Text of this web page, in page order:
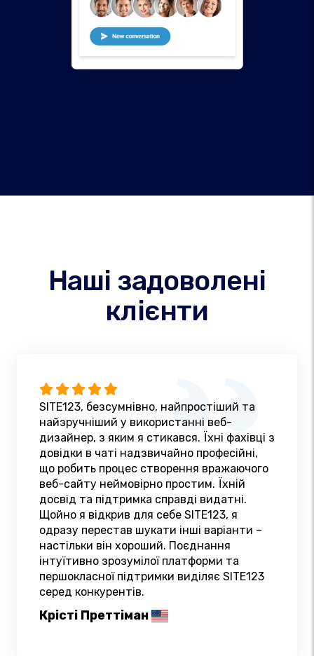
Наші задоволені
клієнти
SITE123, безсумнівно, найпростіший та
найзручніший у використанні веб-
дизайнер, з яким я стикався. Їхні фахівці з
довідки в чаті надзвичайно професійні,
що робить процес створення вражаючого
веб-сайту неймовірно простим. Їхній
досвід та підтримка справді видатні.
Щойно я відкрив для себе SITE123, я
одразу перестав шукати інші варіанти –
настільки він хороший. Поєднання
інтуїтивно зрозумілої платформи та
першокласної підтримки виділяє SITE123
серед конкурентів.
Крісті Преттіман